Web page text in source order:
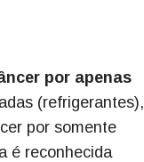
por apenas
(refrigerantes),
por somente
é reconhecida